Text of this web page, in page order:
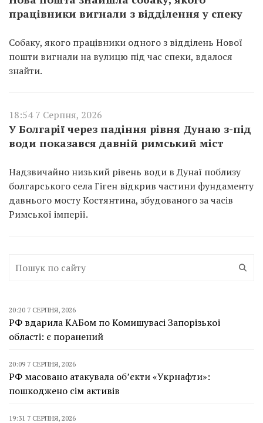
працівники вигнали з відділення у спеку
Собаку, якого працівники одного з відділень Нової
пошти вигнали на вулицю під час спеки, вдалося
знайти.
18:54 7 Серпня, 2026
У Болгарії через падіння рівня Дунаю з-під
води показався давній римський міст
Надзвичайно низький рівень води в Дунаї поблизу
болгарського села Гіген відкрив частини фундаменту
давнього мосту Костянтина, збудованого за часів
Римської імперії.
20:20 7 СЕРПНЯ, 2026
РФ вдарила КАБом по Комишувасі Запорізької
області: є поранений
20:09 7 СЕРПНЯ, 2026
РФ масовано атакувала об’єкти «Укрнафти»:
пошкоджено сім активів
19:31 7 СЕРПНЯ, 2026